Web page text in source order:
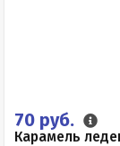
70 руб.
Карамель